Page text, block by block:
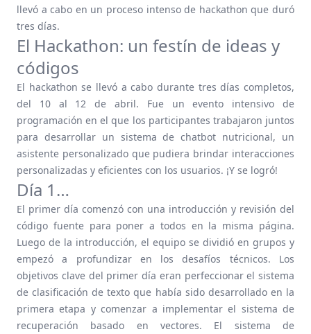
llevó a cabo en un proceso intenso de hackathon que duró
tres días.
El Hackathon: un festín de ideas y
códigos
El hackathon se llevó a cabo durante tres días completos,
del 10 al 12 de abril. Fue un evento intensivo de
programación en el que los participantes trabajaron juntos
para desarrollar un sistema de chatbot nutricional, un
asistente personalizado que pudiera brindar interacciones
personalizadas y eficientes con los usuarios. ¡Y se logró!
Día 1…
El primer día comenzó con una introducción y revisión del
código fuente para poner a todos en la misma página.
Luego de la introducción, el equipo se dividió en grupos y
empezó a profundizar en los desafíos técnicos. Los
objetivos clave del primer día eran perfeccionar el sistema
de clasificación de texto que había sido desarrollado en la
primera etapa y comenzar a implementar el sistema de
recuperación basado en vectores. El sistema de